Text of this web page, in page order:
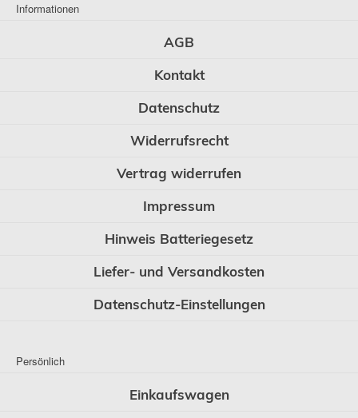
Informationen
AGB
Kontakt
Datenschutz
Widerrufsrecht
Vertrag widerrufen
Impressum
Hinweis Batteriegesetz
Liefer- und Versandkosten
Datenschutz-Einstellungen
Persönlich
Einkaufswagen